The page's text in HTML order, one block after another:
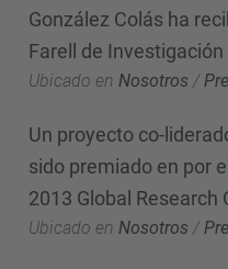
González Colás ha
Farell de
Ubicado en Nosotros /
Un proyecto co-
sido premiado en por
2013 Global Research
Ubicado en Nosotros /